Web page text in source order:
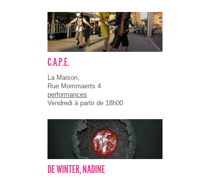
C.A.P.E.
La Maison,
Rue Mommaerts 4
performances
Vendredi à partir de 18h00
DE WINTER, NADINE